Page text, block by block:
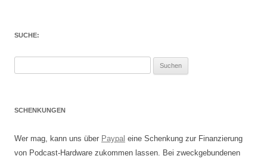
SUCHE:
SCHENKUNGEN
Wer mag, kann uns über Paypal eine Schenkung zur Finanzierung
von Podcast-Hardware zukommen lassen. Bei zweckgebundenen